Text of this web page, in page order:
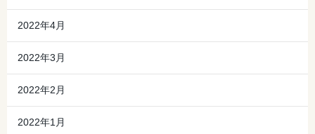
2022年4月
2022年3月
2022年2月
2022年1月